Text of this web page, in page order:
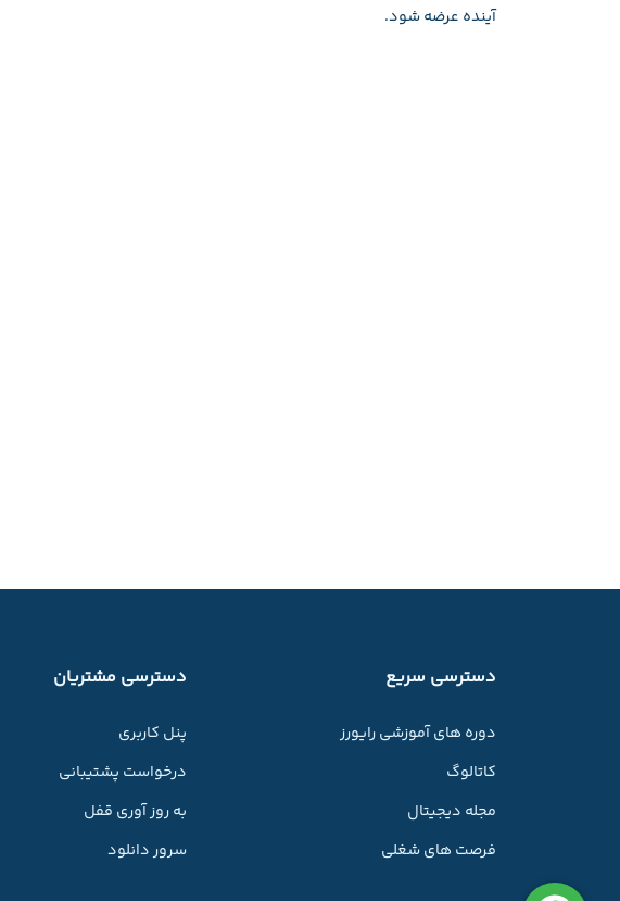
آینده عرضه شود.
دسترسی سریع
دوره های آموزشی رایورز
کاتالوگ
مجله دیجیتال
فرصت های شغلی
دسترسی مشتریان
پنل کاربری
درخواست پشتیبانی
به روز آوری قفل
سرور دانلود